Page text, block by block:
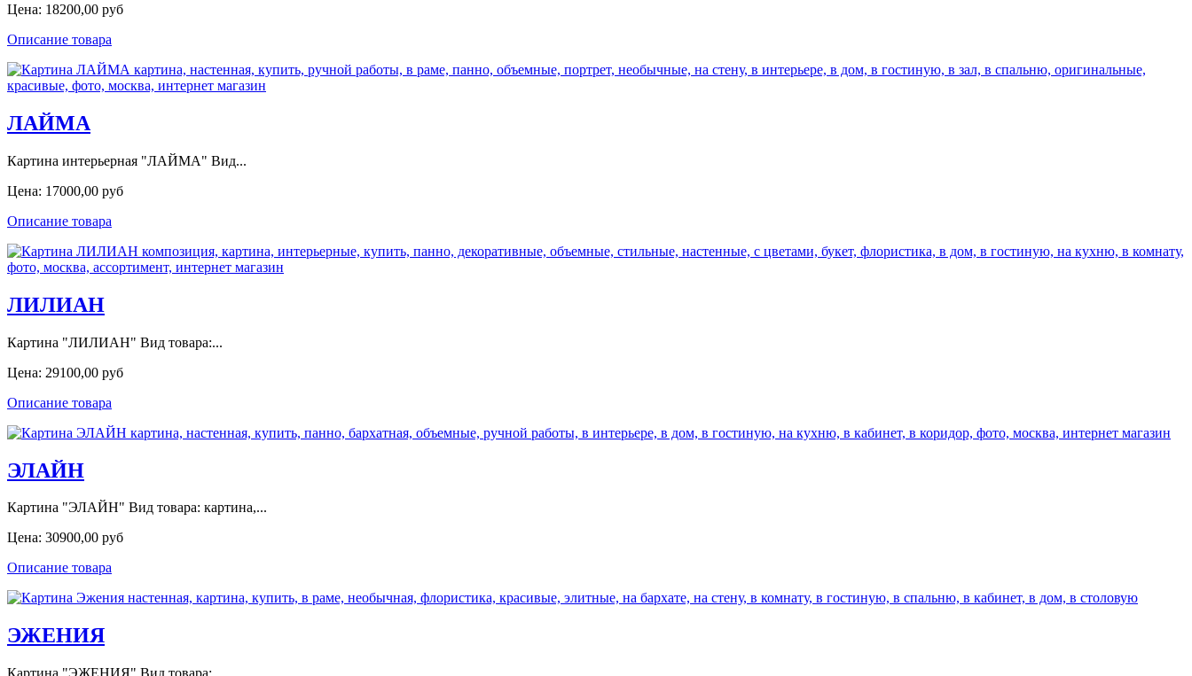
Цена: 18200,00 руб
Описание товара
ЛАЙМА
Картина интерьерная "ЛАЙМА" Вид...
Цена: 17000,00 руб
Описание товара
ЛИЛИАН
Картина "ЛИЛИАН" Вид товара:...
Цена: 29100,00 руб
Описание товара
ЭЛАЙН
Картина "ЭЛАЙН" Вид товара: картина,...
Цена: 30900,00 руб
Описание товара
ЭЖЕНИЯ